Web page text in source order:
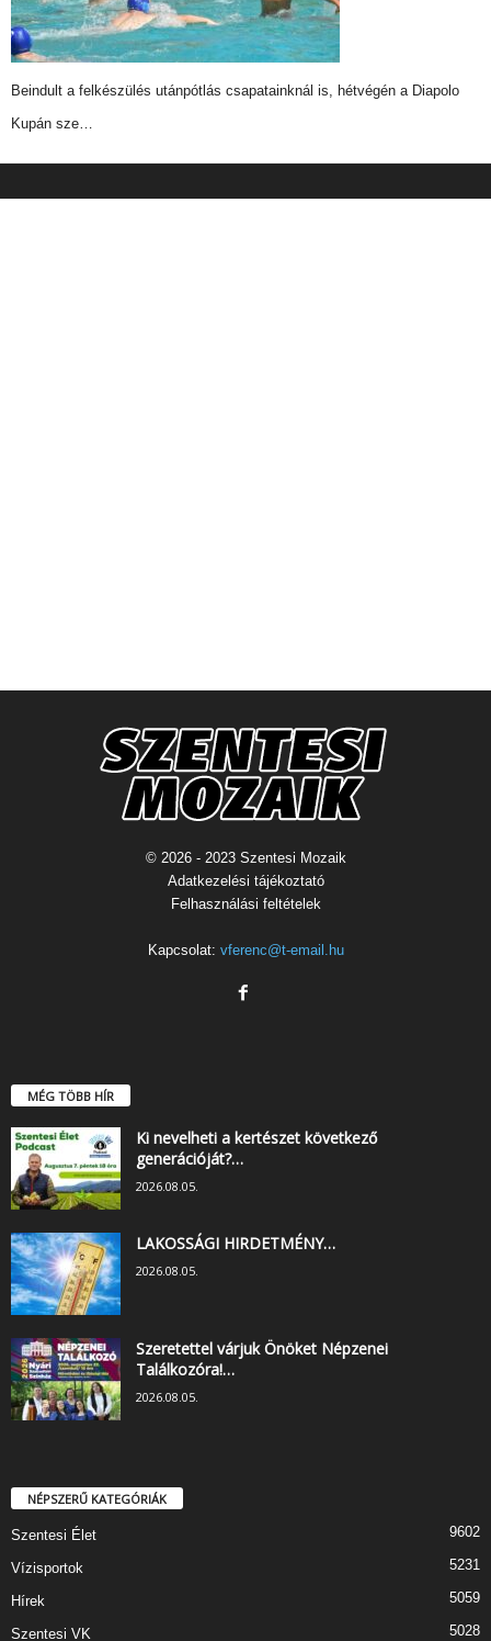
Beindult a felkészülés utánpótlás csapatainknál is, hétvégén a Diapolo
Kupán sze…
© 2026 - 2023 Szentesi Mozaik
Adatkezelési tájékoztató
Felhasználási feltételek
Kapcsolat: vferenc@t-email.hu
MÉG TÖBB HÍR
Ki nevelheti a kertészet következő
generációját?…
2026.08.05.
LAKOSSÁGI HIRDETMÉNY…
2026.08.05.
Szeretettel várjuk Önöket Népzenei
Találkozóra!…
2026.08.05.
NÉPSZERŰ KATEGÓRIÁK
Szentesi Élet 9602
Vízisportok 5231
Hírek 5059
Szentesi VK 5028